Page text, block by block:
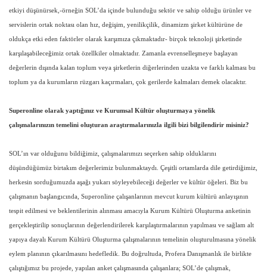
etkiyi düşünürsek,-örneğin SOL’da içinde bulunduğu sektör ve sahip olduğu ürünler ve
servislerin ortak noktası olan hız, değişim, yenilikçilik, dinamizm şirket kültürüne de
oldukça etki eden faktörler olarak karşımıza çıkmaktadır- birçok teknoloji şirketinde
karşılaşabileceğimiz ortak özellkiler olmaktadır. Zamanla evrenselleşmeye başlayan
değerlerin dışında kalan toplum veya şirketlerin diğerlerinden uzakta ve farklı kalması bu
toplum ya da kurumların rüzgarı kaçırmaları, çok gerilerde kalmaları demek olacaktır.
Superonline olarak yaptığınız ve Kurumsal Kültür oluşturmaya yönelik
çalışmalarınızın temelini oluşturan araştırmalarınızla ilgili bizi bilgilendirir misiniz?
SOL’ın var olduğunu bildiğimiz, çalışmalarımızı seçerken sahip olduklarını
düşündüğümüz birtakım değerlerimiz bulunmaktaydı. Çeşitli ortamlarda dile getirdiğimiz,
herkesin sorduğumuzda aşağı yukarı söyleyebileceği değerler ve kültür öğeleri. Biz bu
çalışmanın başlangıcında, Superonline çalışanlarının mevcut kurum kültürü anlayışının
tespit edilmesi ve beklentilerinin alınması amacıyla Kurum Kültürü Oluşturma anketinin
gerçekleştirilip sonuçlarının değerlendirilerek karşılaştırmalarının yapılması ve sağlam alt
yapıya dayalı Kurum Kültürü Oluşturma çalışmalarının temelinin oluşturulmasına yönelik
eylem planının çıkarılmasını hedefledik. Bu doğrultuda, Profera Danışmanlık ile birlikte
çalıştığımız bu projede, yapılan anket çalışmasında çalışanlara; SOL’de çalışmak,